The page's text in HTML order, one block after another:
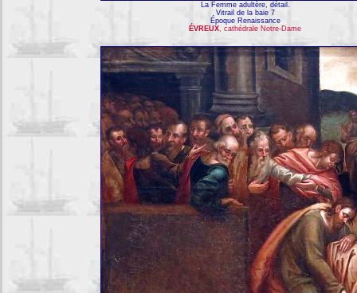
La Femme adultère, détail.
Vitrail de la baie 7
Époque Renaissance
ÉVREUX, cathédrale Notre-Dame